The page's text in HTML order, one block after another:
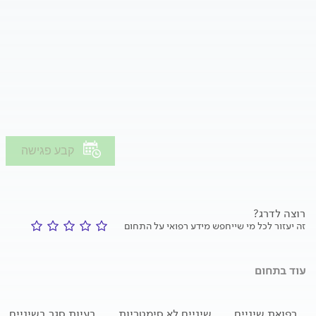
קבע פגישה
רוצה לדרג?
זה יעזור לכל מי שייחפש מידע רפואי על התחום
עוד בתחום